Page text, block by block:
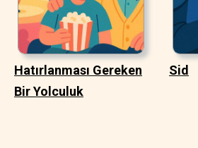
Hatırlanması Gereken
Bir Yolculuk
Sid